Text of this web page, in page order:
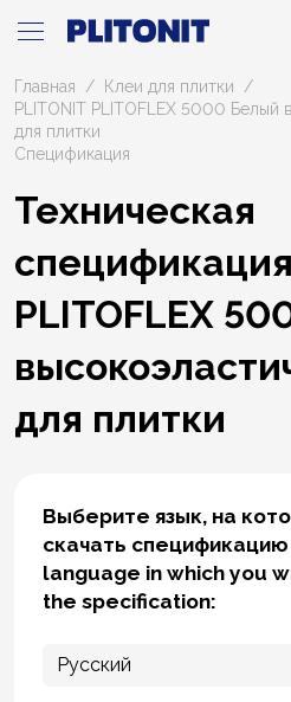
Главная
Клеи для плитки
PLITONIT PLITOFLEX 5000 Белый
для плитки
Cпецификация
Техническая
PLITOFLEX
для плитки
Выберите язык, на
скачать
language in which you
the specification: